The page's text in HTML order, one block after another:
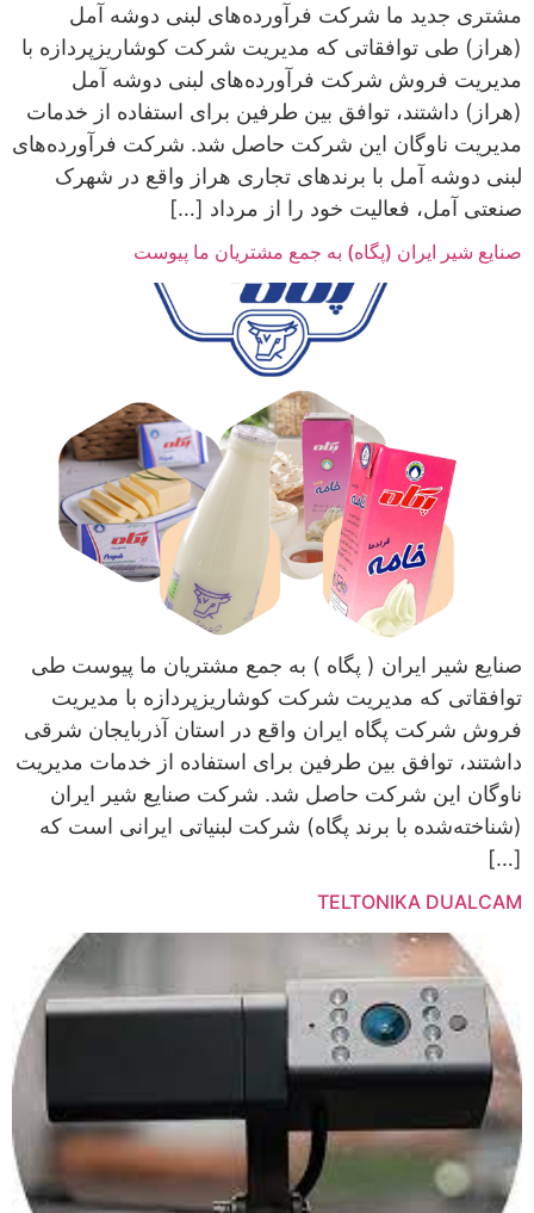
مشتری جدید ما شرکت فرآورده‌های لبنی دوشه آمل
(هراز) طی توافقاتی که مدیریت شرکت کوشاریزپردازه با
مدیریت فروش شرکت فرآورده‌های لبنی دوشه آمل
(هراز) داشتند، توافق بین طرفین برای استفاده از خدمات
مدیریت ناوگان این شرکت حاصل شد. شرکت فرآورده‌های
لبنی دوشه آمل با برندهای تجاری هراز واقع در شهرک
صنعتی آمل، فعالیت خود را از مرداد […]
صنایع شیر ایران (پگاه) به جمع مشتریان ما پیوست
صنایع شیر ایران ( پگاه ) به جمع مشتریان ما پیوست طی
توافقاتی که مدیریت شرکت کوشاریزپردازه با مدیریت
فروش شرکت پگاه ایران واقع در استان آذربایجان شرقی
داشتند، توافق بین طرفین برای استفاده از خدمات مدیریت
ناوگان این شرکت حاصل شد. شرکت صنایع شیر ایران
(شناخته‌شده با برند پگاه) شرکت لبنیاتی ایرانی است که
[…]
TELTONIKA DUALCAM